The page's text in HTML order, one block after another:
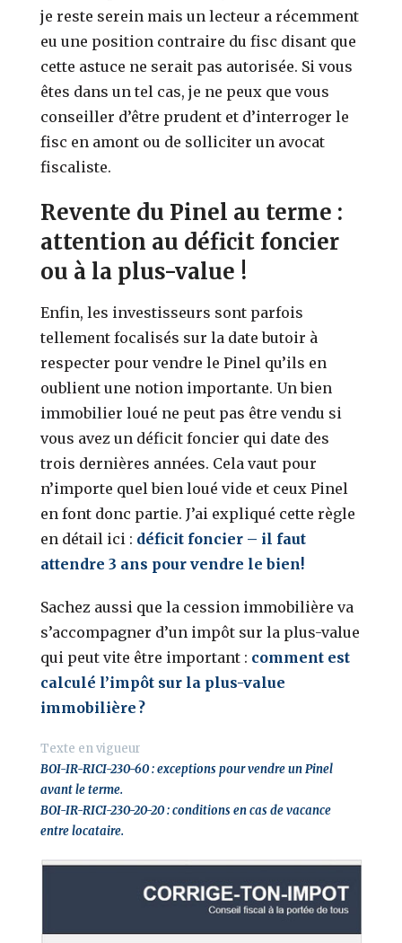
je reste serein mais un lecteur a récemment
eu une position contraire du fisc disant que
cette astuce ne serait pas autorisée. Si vous
êtes dans un tel cas, je ne peux que vous
conseiller d’être prudent et d’interroger le
fisc en amont ou de solliciter un avocat
fiscaliste.
Revente du Pinel au terme :
attention au déficit foncier
ou à la plus-value !
Enfin, les investisseurs sont parfois
tellement focalisés sur la date butoir à
respecter pour vendre le Pinel qu’ils en
oublient une notion importante. Un bien
immobilier loué ne peut pas être vendu si
vous avez un déficit foncier qui date des
trois dernières années. Cela vaut pour
n’importe quel bien loué vide et ceux Pinel
en font donc partie. J’ai expliqué cette règle
en détail ici : déficit foncier – il faut
attendre 3 ans pour vendre le bien!
Sachez aussi que la cession immobilière va
s’accompagner d’un impôt sur la plus-value
qui peut vite être important : comment est
calculé l’impôt sur la plus-value
immobilière ?
Texte en vigueur
BOI-IR-RICI-230-60 : exceptions pour vendre un Pinel
avant le terme.
BOI-IR-RICI-230-20-20 : conditions en cas de vacance
entre locataire.